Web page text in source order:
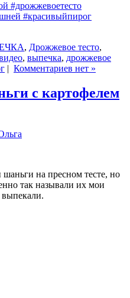
#дрожжевоетесто
#красивыйпирог
, Дрожжевое тесто,
, выпечка, дрожжевое
| Комментариев нет »
с картофелем
на пресном тесте, но
так называли их мои
выпекали.